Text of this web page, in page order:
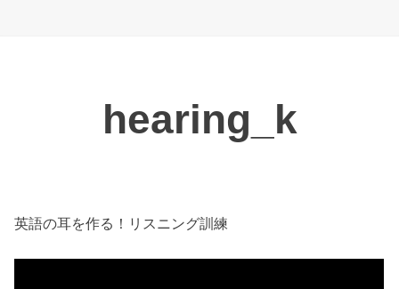
hearing_k
英語の耳を作る！リスニング訓練